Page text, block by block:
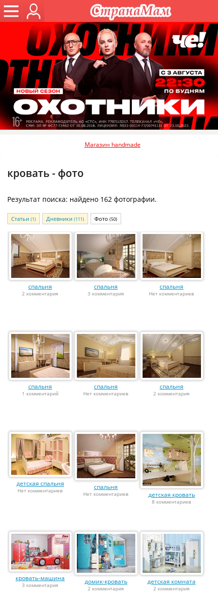
Магазин handmade
кровать - фото
Результат поиска: найдено 162 фотографии.
Статьи (1) Дневники (111) Фото (50)
спальня
2 комментария
спальня
3 комментария
спальня
Нет комментариев
спальня
1 комментарий
спальня
Нет комментариев
спальня
2 комментария
детская спальня
Нет комментариев спальня
Нет комментариев детская кровать
8 комментариев
кровать-машина
3 комментария домик-кровать
2 комментария
детская комната
2 комментария